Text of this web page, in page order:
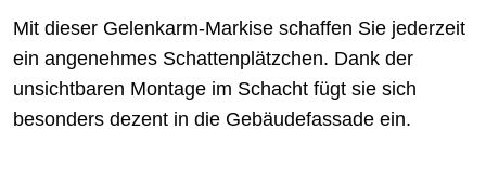
Mit dieser Gelenkarm-Markise schaffen Sie jederzeit
ein angenehmes Schattenplätzchen. Dank der
unsichtbaren Montage im Schacht fügt sie sich
besonders dezent in die Gebäudefassade ein.